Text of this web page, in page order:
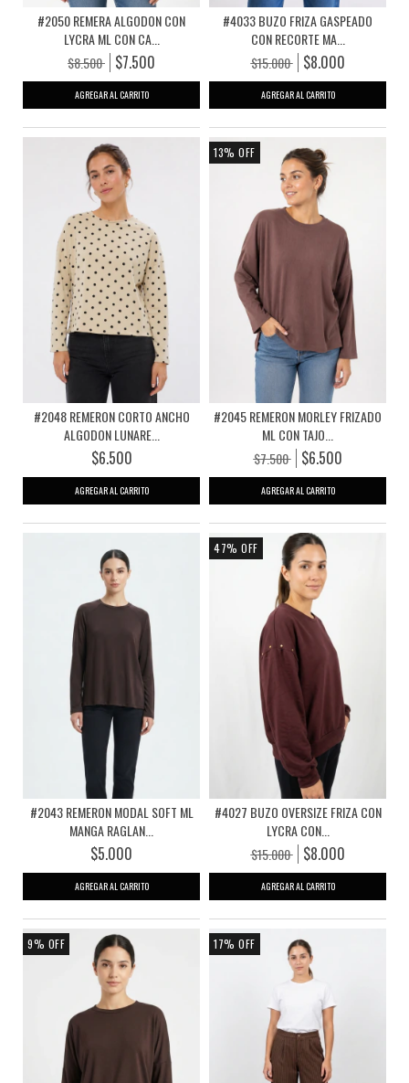
#2050 REMERA ALGODON CON
LYCRA ML CON CA...
$8.500 $7.500
AGREGAR AL CARRITO
#4033 BUZO FRIZA GASPEADO
CON RECORTE MA...
$15.000 $8.000
AGREGAR AL CARRITO
#2048 REMERON CORTO ANCHO
ALGODON LUNARE...
$6.500
AGREGAR AL CARRITO
13% OFF
#2045 REMERON MORLEY FRIZADO
ML CON TAJO...
$7.500 $6.500
AGREGAR AL CARRITO
#2043 REMERON MODAL SOFT ML
MANGA RAGLAN...
$5.000
AGREGAR AL CARRITO
47% OFF
#4027 BUZO OVERSIZE FRIZA CON
LYCRA CON...
$15.000 $8.000
AGREGAR AL CARRITO
9% OFF 17% OFF